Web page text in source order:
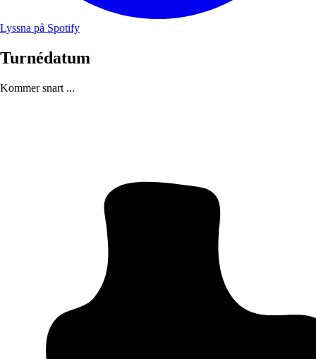
Lyssna på Spotify
Turnédatum
Kommer snart ...